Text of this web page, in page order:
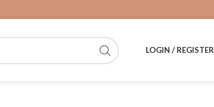
LOGIN / REGISTER